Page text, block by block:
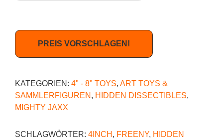
PREIS VORSCHLAGEN!
KATEGORIEN: 4" - 8" TOYS, ART TOYS &
SAMMLERFIGUREN , HIDDEN DISSECTIBLES,
MIGHTY JAXX
SCHLAGWÖRTER: 4INCH , FREENY, HIDDEN